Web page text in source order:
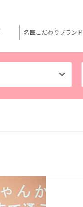
名医こだわりブランド